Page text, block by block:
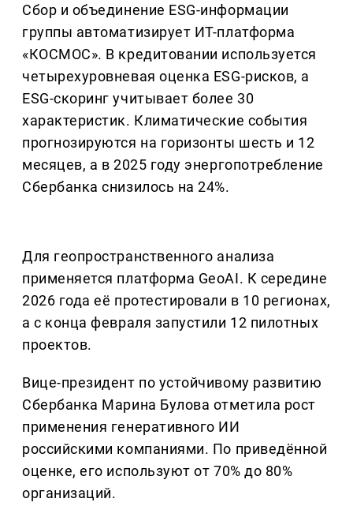
Сбор и объединение ESG-информации
группы автоматизирует ИТ-платформа
«КОСМОС». В кредитовании используется
четырехуровневая оценка ESG-рисков, а
ESG-скоринг учитывает более 30
характеристик. Климатические события
прогнозируются на горизонты шесть и 12
месяцев, а в 2025 году энергопотребление
Сбербанка снизилось на 24%.
Для геопространственного анализа
применяется платформа GeoAI. К середине
2026 года её протестировали в 10 регионах,
а с конца февраля запустили 12 пилотных
проектов.
Вице-президент по устойчивому развитию
Сбербанка Марина Булова отметила рост
применения генеративного ИИ
российскими компаниями. По приведённой
оценке, его используют от 70% до 80%
организаций.